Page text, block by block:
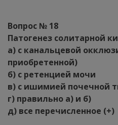
Вопрос № 18
Патогенез солитарной
а) с канальцевой
приобретенной)
б) с ретенцией мочи
в) с ишимией почечной
г) правильно а) и б)
д) все перечисленное (+)